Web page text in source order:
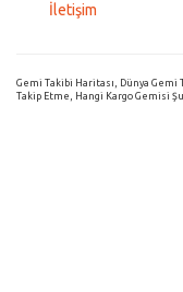
İletişim
Gemi Takibi Haritası, Dünya
Takip Etme, Hangi Kargo Gemisi